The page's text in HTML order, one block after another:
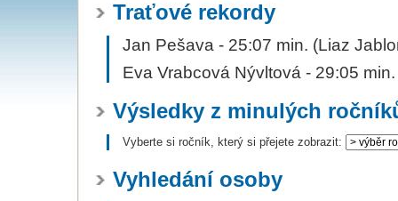
Traťové rekordy
Jan Pešava - 25:07 min. (Liaz
Eva Vrabcová Nývltová - 29:05
Výsledky z minulých
Vyberte si ročník, který si přejete zobrazit:
Vyhledání osoby